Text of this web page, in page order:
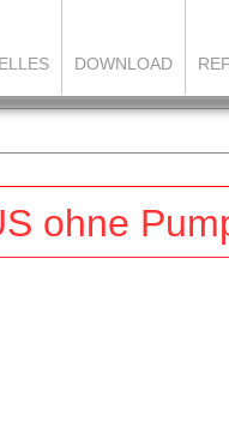
DOWNLOAD
ohne